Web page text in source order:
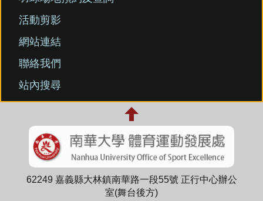
活動剪影
網站連結
聯絡我們
站內搜尋
62249 嘉義縣大林鎮南華路一段55號 正行中心辦公
室(舞台後方)